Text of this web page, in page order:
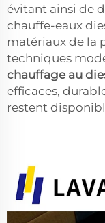
évitant ainsi de
chauffe-eaux
matériaux de la
techniques
chauffage au
efficaces,
restent